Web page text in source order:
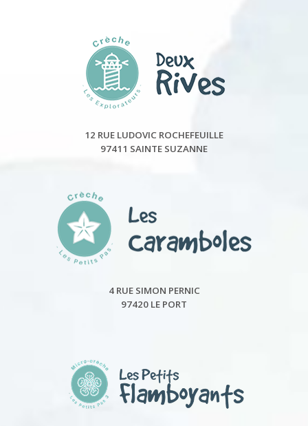
12 RUE LUDOVIC ROCHEFEUILLE
97411 SAINTE SUZANNE
4 RUE SIMON PERNIC
97420 LE PORT